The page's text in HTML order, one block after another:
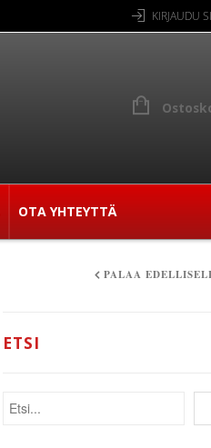
KIRJAUDU
OTA YHTEYTTÄ
PALAA
ETSI